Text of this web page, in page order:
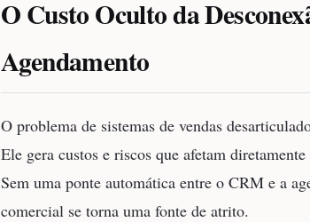
O Custo Oculto da
Agendamento
O problema de sistemas de vendas
Ele gera custos e riscos que afetam
Sem uma ponte automática entre o CRM e a
comercial se torna uma fonte de atrito.